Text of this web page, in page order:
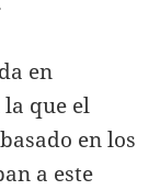
en
que el
en los
a este